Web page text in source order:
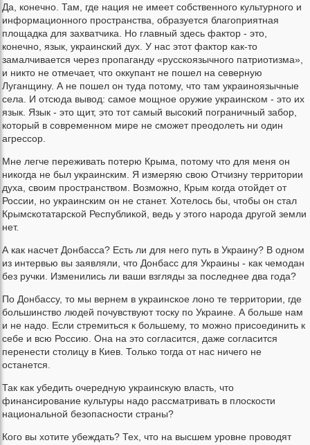
Да, конечно. Там, где нация не имеет собственного культурного и
информационного пространства, образуется благоприятная
площадка для захватчика. Но главный здесь фактор - это,
конечно, язык, украинский дух. У нас этот фактор как-то
замалчивается через пропаганду «русскоязычного патриотизма»,
и никто не отмечает, что оккупант не пошел на северную
Луганщину. А не пошел он туда потому, что там украиноязычные
села. И отсюда вывод: самое мощное оружие украинском - это их
язык. Язык - это щит, это тот самый высокий пограничный забор,
который в современном мире не сможет преодолеть ни один
агрессор.
Мне легче переживать потерю Крыма, потому что для меня он
никогда не был украинским. Я измеряю свою Отчизну территории
духа, своим пространством. Возможно, Крым когда отойдет от
России, но украинским он не станет. Хотелось бы, чтобы он стал
Крымскотатарской Республикой, ведь у этого народа другой земли
нет.
А как насчет Донбасса? Есть ли для него путь в Украину? В одном
из интервью вы заявляли, что Донбасс для Украины - как чемодан
без ручки. Изменились ли ваши взгляды за последнее два года?
По Донбассу, то мы вернем в украинское лоно те территории, где
большинство людей почувствуют тоску по Украине. А больше нам
и не надо. Если стремиться к большему, то можно присоединить к
себе и всю Россию. Она на это согласится, даже согласится
перенести столицу в Киев. Только тогда от нас ничего не
останется.
Так как убедить очередную украинскую власть, что
финансирование культуры надо рассматривать в плоскости
национальной безопасности страны?
Кого вы хотите убеждать? Тех, что на высшем уровне проводят